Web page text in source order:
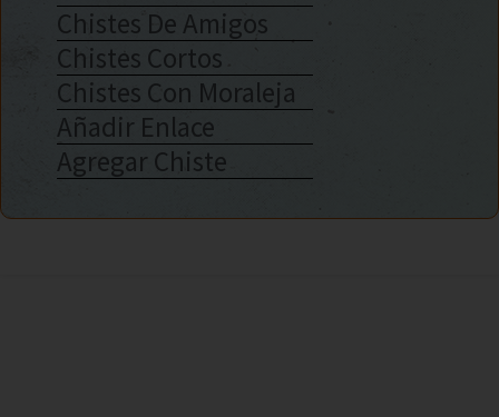
Chistes De Amigos
Chistes Cortos
Chistes Con Moraleja
Añadir Enlace
Agregar Chiste